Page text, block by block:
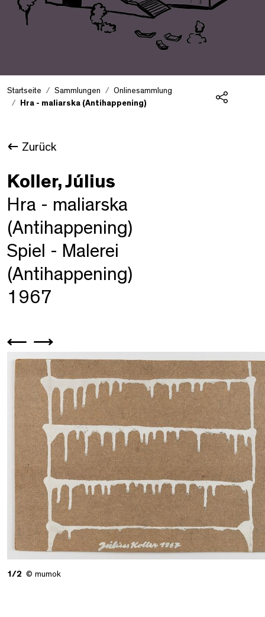
Startseite Sammlungen
Onlinesammlung
Hra - maliarska (Antihappening)
Zurück
Koller, Július
Hra - maliarska
(Antihappening)
Spiel - Malerei
(Antihappening)
1967
1/2 © mumok